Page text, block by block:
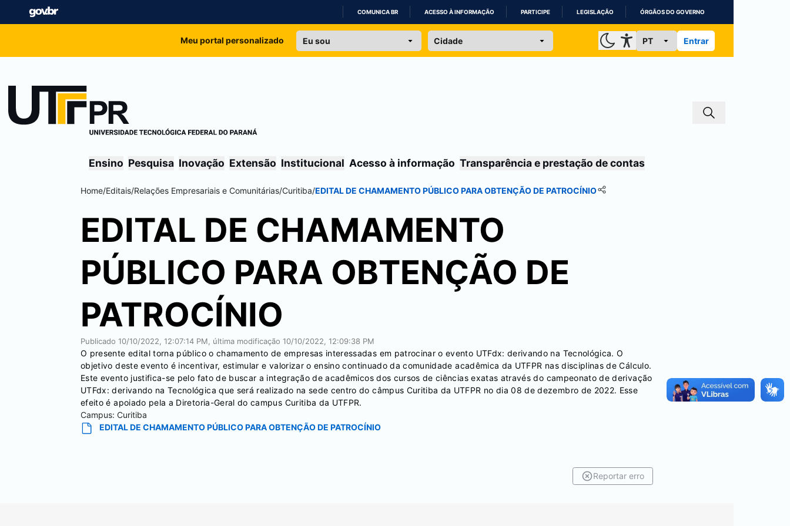
IR
COMUNICA BR ACESSO À INFORMAÇÃO PARTICIPE LEGISLAÇÃO ÓRGÃOS DO GOVERNO
Meu portal personalizado Entrar
Ensino Pesquisa Inovação Extensão Institucional Acesso à informação Transparência e prestação de contas
Home/Editais/Relações Empresariais e Comunitárias/Curitiba/EDITAL DE CHAMAMENTO PÚBLICO PARA OBTENÇÃO DE PATROCÍNIO
EDITAL DE CHAMAMENTO
PÚBLICO PARA OBTENÇÃO DE
PATROCÍNIO
Publicado 10/10/2022, 12:07:14 PM , última modificação 10/10/2022, 12:09:38 PM
O presente edital torna público o chamamento de empresas interessadas em patrocinar o evento UTFdx: derivando na Tecnológica. O
objetivo deste evento é incentivar, estimular e valorizar o ensino continuado da comunidade acadêmica da UTFPR nas disciplinas de Cálculo.
Este evento justifica-se pelo fato de buscar a integração de acadêmicos dos cursos de ciências exatas através do campeonato de derivação
UTFdx: derivando na Tecnológica que será realizado na sede centro do câmpus Curitiba da UTFPR no dia 08 de dezembro de 2022. Esse
efeito é apoiado pela a Diretoria-Geral do campus Curitiba da UTFPR.
Campus: Curitiba
EDITAL DE CHAMAMENTO PÚBLICO PARA OBTENÇÃO DE PATROCÍNIO
Reportar erro